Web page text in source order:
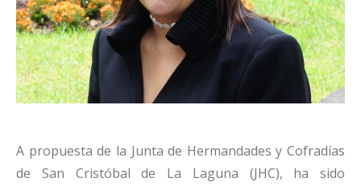
A propuesta de la Junta de Hermandades y Cofradías
de San Cristóbal de La Laguna (JHC), ha sido